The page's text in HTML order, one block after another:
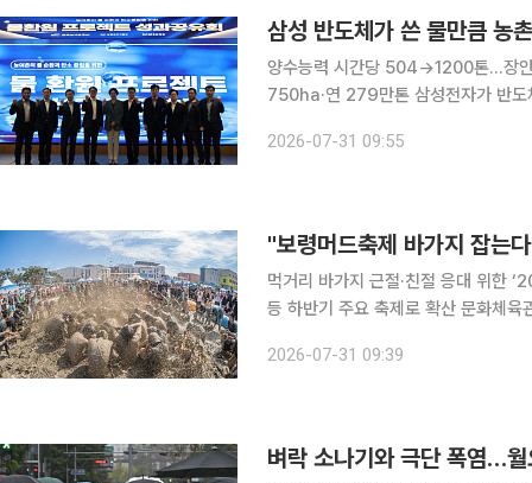
삼성 반도체가 쓴 물만큼 농
양수능력 시간당 504→1200톤…장안
750ha·연 279만톤 삼성전자가 반도체 생산 과정에서 소모한 물에 상응하는 농업용수를 경기 화
가 시설 개선비를 지원하고 한국농어
2026-07-31 09:55
"보령머드축제 바가지 잡는
먹거리 바가지 근절·친절 응대 위한
등 하반기 주요 축제로 확산 문화체육관광부와 행정안전부가 한국관광공사와 함께 여름 축제 성수
진한다. 문화체육관광부와 행정
2026-07-31 09:39
벼락 소나기와 극단 폭염…